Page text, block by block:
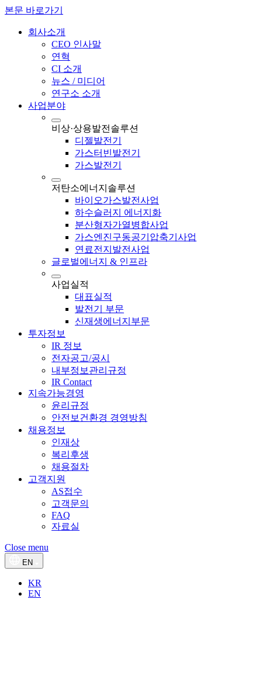
본문 바로가기
회사소개
CEO 인사말
연혁
CI 소개
뉴스 / 미디어
연구소 소개
사업분야
비상·상용발전솔루션
디젤발전기
가스터빈발전기
가스발전기
저탄소에너지솔루션
바이오가스발전사업
하수슬러지 에너지화
분산형자가열병합사업
가스엔진구동공기압축기사업
연료전지발전사업
글로벌에너지 & 인프라
사업실적
대표실적
발전기 부문
신재생에너지부문
투자정보
IR 정보
전자공고/공시
내부정보관리규정
IR Contact
지속가능경영
윤리규정
안전보건환경 경영방침
채용정보
인재상
복리후생
채용절차
고객지원
AS접수
고객문의
FAQ
자료실
Close menu
EN
KR
EN